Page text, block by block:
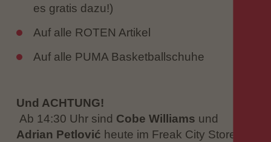
es gratis dazu!)
Auf alle ROTEN Artikel
Auf alle PUMA Basketballschuhe
Und ACHTUNG!
Ab 14:30 Uhr sind Cobe Williams und
Adrian Petlović heute im Freak City Store